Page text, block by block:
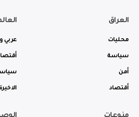
العراق
محليات
سياسة
أمن
أقتصاد
عربي
الاخيرة